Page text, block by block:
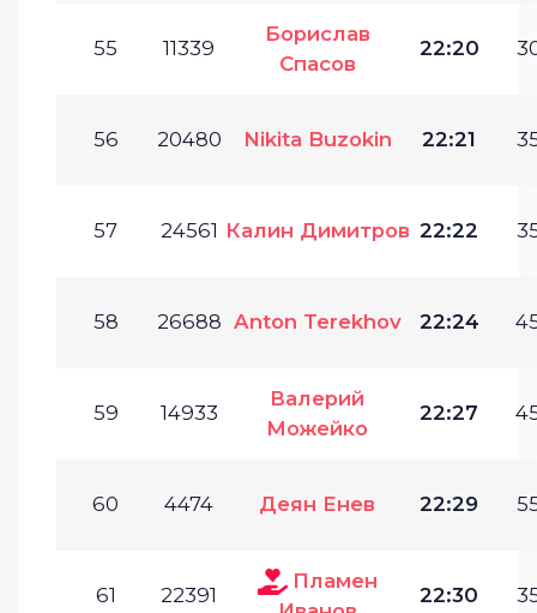
55 11339
Борислав
Спасов
22:20
56 20480 Nikita Buzokin 22:21
57 24561 Калин Димитров 22:22
58 26688 Anton Terekhov 22:24
59 14933
Валерий
Можейко
22:27
60 4474 Деян Енев 22:29
61 22391
Пламен
22:30